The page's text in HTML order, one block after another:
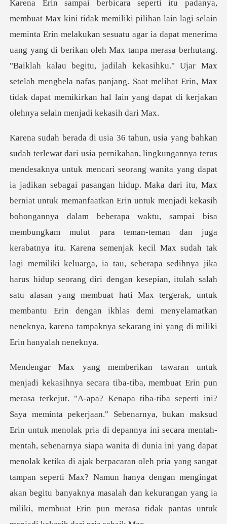
gar ia dapat menerima
uang yang di berikan oleh Max tanpa merasa berhutang.
"Baiklah kalau begitu, jadilah kekasihku." Ujar Max
setelah men
memanfaatkan Erin untuk menjadi kekasih
bohongannya dalam beberapa waktu, sampai bisa
membungkam mulut para teman-teman dan juga
kerabatnya itu. Karena semenjak kecil Max sudah tak
lagi memiliki keluarga, ia tau, seberapa sedihnya j
ya, bukan maksud
Erin untuk menolak pria di depannya ini secara mentah-
mentah, sebenarnya siapa wanita di dunia ini yang dapat
menolak ketika di ajak berpacaran oleh pria yang sangat
tam